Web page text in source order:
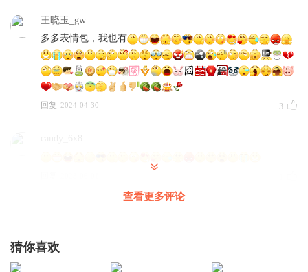
王晓玉_gw
多多表情包，我也有
回复 2024-04-30 3
回复
查看更多评论
猜你喜欢